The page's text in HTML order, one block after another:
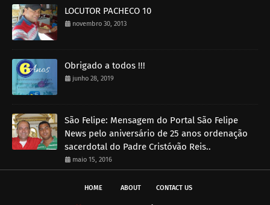
LOCUTOR PACHECO 10
novembro 30, 2013
Obrigado a todos !!!
junho 28, 2019
São Felipe: Mensagem do Portal São Felipe
News pelo aniversário de 25 anos ordenação
sacerdotal do Padre Cristóvão Reis..
maio 15, 2016
HOME ABOUT CONTACT US